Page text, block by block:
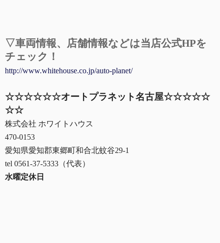
▽車両情報、 店舗情報などは当店公式HPを
チェック！
http://www.whitehouse.co.jp/auto-planet/
☆☆☆☆☆☆オートプラネット名古屋☆☆☆☆☆
☆☆
株式会社 ホワイトハウス
470-0153
愛知県愛知郡東郷町和合北蚊谷29-1
tel 0561-37-5333（代表）
水曜定休日